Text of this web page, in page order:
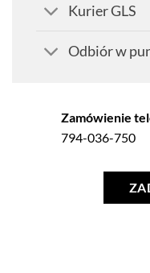
Kurier GLS
Odbiór w
Zamówienie
794-036-750